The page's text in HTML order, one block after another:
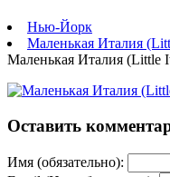
Нью-Йорк
Маленькая Италия
Маленькая Италия (Little
Оставить
Имя (обязательно):